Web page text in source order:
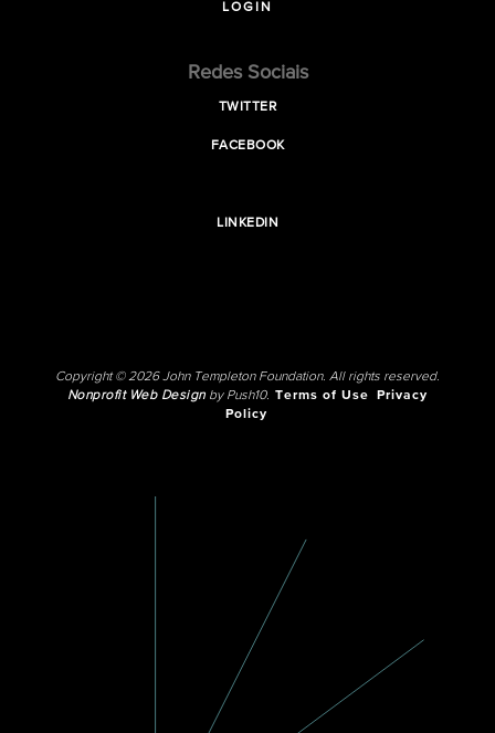
LOGIN
Redes Sociais
TWITTER
FACEBOOK
LINKEDIN
Copyright © 2026 John Templeton Foundation. All rights reserved.
Nonprofit Web Designby Push10. Terms of Use
Privacy
Policy